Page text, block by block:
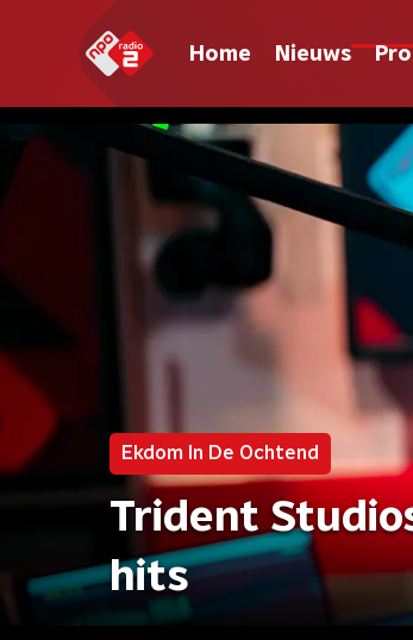
Home Nieuws
Ekdom In De Ochtend
Trident
hits